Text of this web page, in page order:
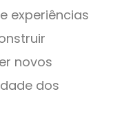
experiências
novos
dos